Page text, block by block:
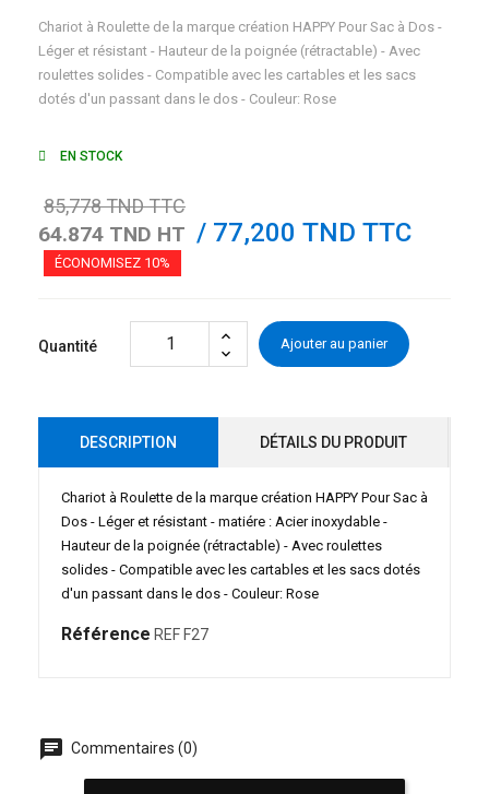
Chariot à Roulette de la marque création HAPPY Pour Sac à Dos -
Léger et résistant - Hauteur de la poignée (rétractable) - Avec
roulettes solides - Compatible avec les cartables et les sacs
dotés d'un passant dans le dos - Couleur: Rose
EN STOCK
85,778 TND TTC
64.874 TND HT / 77,200 TND TTC
ÉCONOMISEZ 10%
Quantité Ajouter au panier
DESCRIPTION DÉTAILS DU PRODUIT
Chariot à Roulette de la marque création HAPPY Pour Sac à
Dos - Léger et résistant - matiére : Acier inoxydable -
Hauteur de la poignée (rétractable) - Avec roulettes
solides - Compatible avec les cartables et les sacs dotés
d'un passant dans le dos - Couleur: Rose
Référence REF F27
chat Commentaires (0)